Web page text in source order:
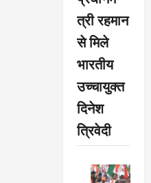
त्री रहमान
से मिले
भारतीय
उच्चायुक्त
दिनेश
त्रिवेदी